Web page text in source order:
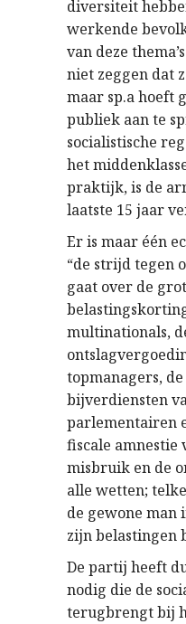
diversiteit
werkende
van deze
niet zeggen dat
maar sp.a hoeft
publiek aan te
socialistische
het
praktijk, is de
laatste 15 jaar
Er is maar één
“de strijd tegen
gaat over de
multinationals,
topmanagers,
bijverdiensten
parlementairen
fiscale amnestie
misbruik en de
alle wetten;
de gewone man
zijn belastingen
De partij heeft
nodig die de
terugbrengt bij